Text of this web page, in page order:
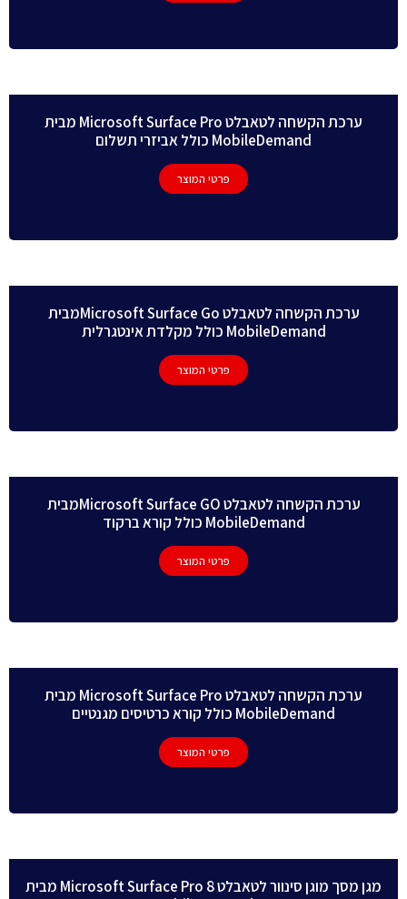
ערכת הקשחה לטאבלט Microsoft Surface Pro מבית
MobileDemand כולל אביזרי תשלום
פרטי המוצר
ערכת הקשחה לטאבלט Microsoft Surface Goמבית
MobileDemand כולל מקלדת אינטגרלית
פרטי המוצר
ערכת הקשחה לטאבלט Microsoft Surface GOמבית
MobileDemand כולל קורא ברקוד
פרטי המוצר
ערכת הקשחה לטאבלט Microsoft Surface Pro מבית
MobileDemand כולל קורא כרטיסים מגנטיים
פרטי המוצר
מגן מסך מוגן סינוור לטאבלט 8 Microsoft Surface Pro מבית